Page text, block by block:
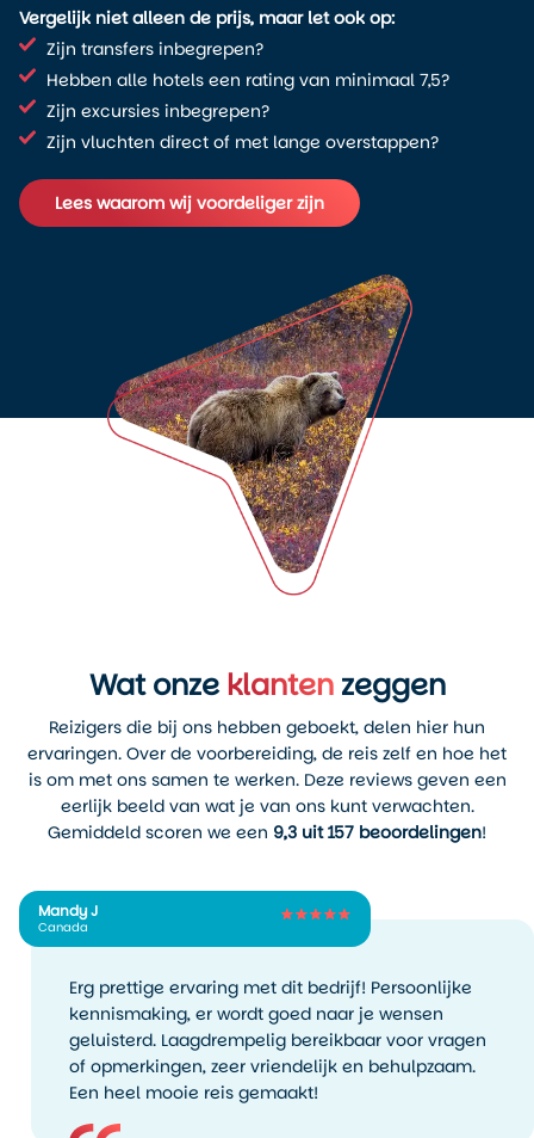
Vergelijk niet alleen de prijs, maar let ook op:
Zijn transfers inbegrepen?
Hebben alle hotels een rating van minimaal 7,5?
Zijn excursies inbegrepen?
Zijn vluchten direct of met lange overstappen?
Lees waarom wij voordeliger zijn
Wat onzeklantenzeggen
Reizigers die bij ons hebben geboekt, delen hier hun
ervaringen. Over de voorbereiding, de reis zelf en hoe het
is om met ons samen te werken. Deze reviews geven een
eerlijk beeld van wat je van ons kunt verwachten.
Gemiddeld scoren we een 9,3 uit 157 beoordelingen!
Mandy J
Canada
Erg prettige ervaring met dit bedrijf! Persoonlijke
kennismaking, er wordt goed naar je wensen
geluisterd. Laagdrempelig bereikbaar voor vragen
of opmerkingen, zeer vriendelijk en behulpzaam.
Een heel mooie reis gemaakt!